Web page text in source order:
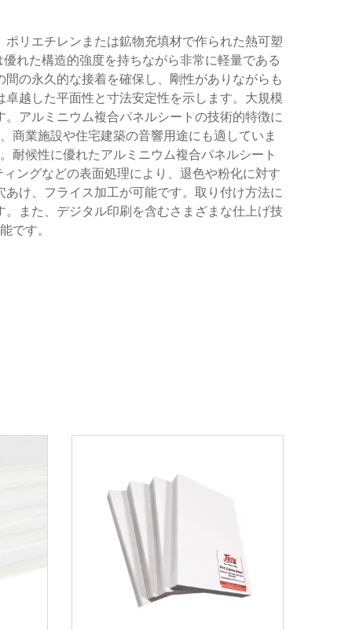
リエチレンまたは鉱物充填材で作られた熱可塑
れた構造的強度を持ちながら非常に軽量である
の永久的な接着を確保し、剛性がありながらも
越した平面性と寸法安定性を示します。大規模
アルミニウム複合パネルシートの技術的特徴に
商業施設や住宅建築の音響用途にも適していま
耐候性に優れたアルミニウム複合パネルシート
ングなどの表面処理により、退色や粉化に対す
け、フライス加工が可能です。取り付け方法に
また、デジタル印刷を含むさまざまな仕上げ技
です。